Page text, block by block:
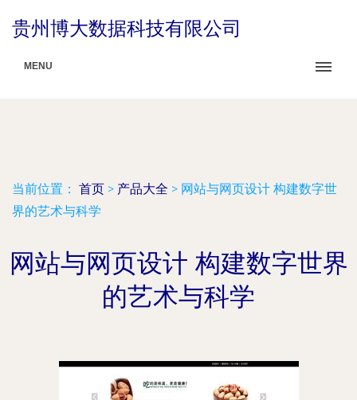
贵州博大数据科技有限公司
MENU
当前位置： 首页 > 产品大全 > 网站与网页设计 构建数字世
界的艺术与科学
网站与网页设计 构建数字世界
的艺术与科学